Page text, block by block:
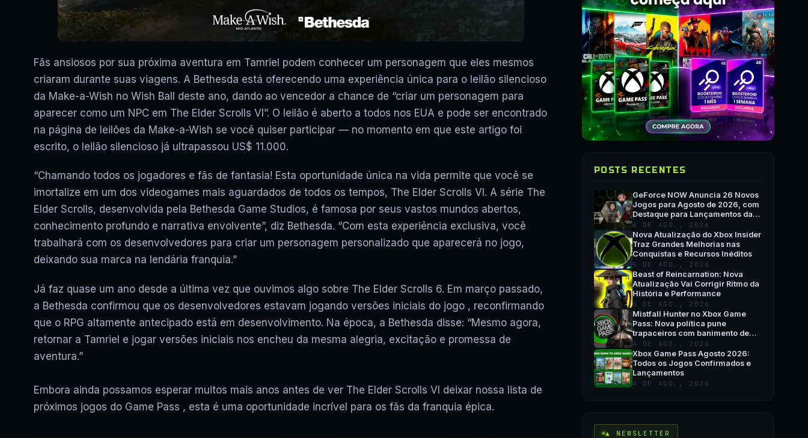
Fãs ansiosos por sua próxima aventura em Tamriel podem conhecer um personagem que eles mesmos
criaram durante suas viagens. A Bethesda está oferecendo uma experiência única para o leilão silencioso
da Make-a-Wish no Wish Ball deste ano, dando ao vencedor a chance de “criar um personagem para
aparecer como um NPC em The Elder Scrolls VI”. O leilão é aberto a todos nos EUA e pode ser encontrado
na página de leilões da Make-a-Wish se você quiser participar — no momento em que este artigo foi
escrito, o leilão silencioso já ultrapassou US$ 11.000.
“Chamando todos os jogadores e fãs de fantasia! Esta oportunidade única na vida permite que você se
imortalize em um dos videogames mais aguardados de todos os tempos, The Elder Scrolls VI. A série The
Elder Scrolls, desenvolvida pela Bethesda Game Studios, é famosa por seus vastos mundos abertos,
conhecimento profundo e narrativa envolvente”, diz Bethesda. “Com esta experiência exclusiva, você
trabalhará com os desenvolvedores para criar um personagem personalizado que aparecerá no jogo,
deixando sua marca na lendária franquia.”
Já faz quase um ano desde a última vez que ouvimos algo sobre The Elder Scrolls 6. Em março passado,
a Bethesda confirmou que os desenvolvedores estavam jogando versões iniciais do jogo , reconfirmando
que o RPG altamente antecipado está em desenvolvimento. Na época, a Bethesda disse: “Mesmo agora,
retornar a Tamriel e jogar versões iniciais nos encheu da mesma alegria, excitação e promessa de
aventura.”
Embora ainda possamos esperar muitos mais anos antes de ver The Elder Scrolls VI deixar nossa lista de
próximos jogos do Game Pass , esta é uma oportunidade incrível para os fãs da franquia épica.
POSTS RECENTES
GeForce NOW Anuncia 26 Novos
Jogos para Agosto de 2026, com
Destaque para Lançamentos da
Semana e QuakeCon
6 DE AGO., 2026
Nova Atualização do Xbox Insider
Traz Grandes Melhorias nas
Conquistas e Recursos Inéditos
5 DE AGO., 2026
Beast of Reincarnation: Nova
Atualização Vai Corrigir Ritmo da
História e Performance
5 DE AGO., 2026
Mistfall Hunter no Xbox Game
Pass: Nova política pune
trapaceiros com banimento de
hardware
4 DE AGO., 2026
Xbox Game Pass Agosto 2026:
Todos os Jogos Confirmados e
Lançamentos
4 DE AGO., 2026
▲ NEWSLETTER